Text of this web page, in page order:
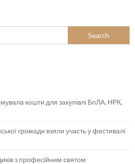
кошти для закупівлі БпЛА, НРК,
громади взяли участь у фестивалі
з професійним святом